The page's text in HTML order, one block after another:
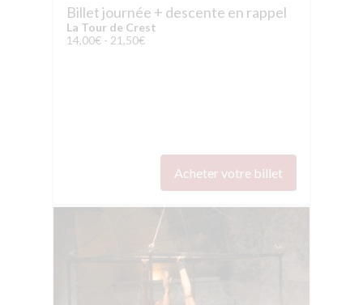
Billet journée + descente en rappel
La Tour de Crest
14,00€ - 21,50€
Acheter votre billet